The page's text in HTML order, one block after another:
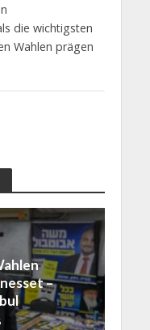
die wichtigsten
Wahlen prägen
–